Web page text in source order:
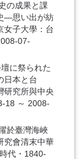
の成果と課
—思い出が紡
女子大學：台
07-
に祭られた
日本と台
研究所與中央
18 ～ 2008-
於臺灣海峽
究會清末中華
代・1840-